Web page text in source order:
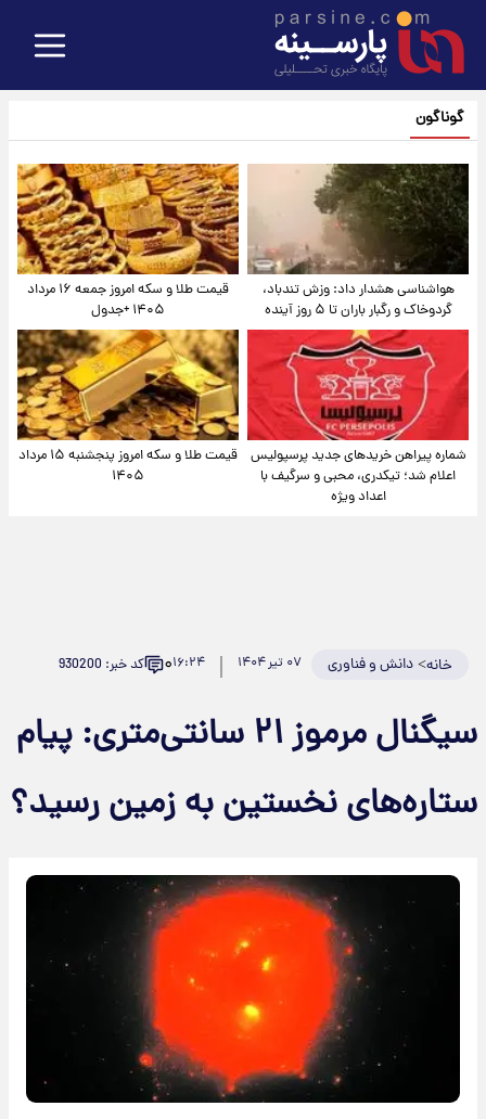
گوناگون
هواشناسی هشدار داد: وزش تندباد،
گردوخاک و رگبار باران تا ۵ روز آینده
قیمت طلا و سکه امروز جمعه ۱۶ مرداد
۱۴۰۵ +جدول
شماره پیراهن خریدهای جدید پرسپولیس
اعلام شد؛ تیکدری، محبی و سرگیف با
اعداد ویژه
قیمت طلا و سکه امروز پنجشنبه ۱۵ مرداد
۱۴۰۵
خانه>دانش و فناوری ۰۷ تیر ۱۴۰۴ ۱۶:۲۴۰ کد خبر: 930200
سیگنال مرموز ۲۱ سانتی‌متری: پیام
ستاره‌های نخستین به زمین رسید؟